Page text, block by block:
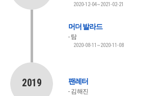
2020-12-04~2021-02-21
머더 발라드
탐
2020-08-11~2020-11-08
2019 팬레터
김해진